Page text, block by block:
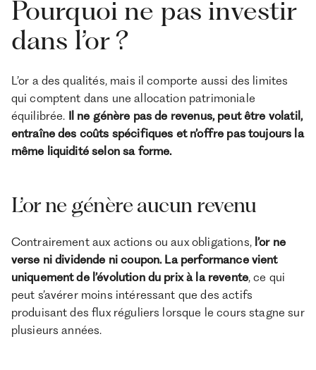
Pourquoi ne pas investir
dans l’or ?
L’or a des qualités, mais il comporte aussi des limites
qui comptent dans une allocation patrimoniale
équilibrée. Il ne génère pas de revenus, peut être volatil,
entraîne des coûts spécifiques et n’offre pas toujours la
même liquidité selon sa forme.
L’or ne génère aucun revenu
Contrairement aux actions ou aux obligations,l’or ne
verse ni dividende ni coupon. La performance vient
uniquement de l’évolution du prix à la revente, ce qui
peut s’avérer moins intéressant que des actifs
produisant des flux réguliers lorsque le cours stagne sur
plusieurs années.